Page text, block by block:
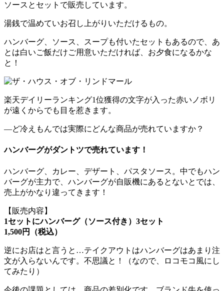
ソースとセットで販売しています。
湯銭で温めていお召し上がりいただけるもの。
ハンバーグ、ソース、スープも付いたセットもあるので、あ
とは白いご飯だけご用意いただければ、お夕食になるかな
と！
楽天デイリーランキング1位獲得の文字が入った赤いノボリ
が遠くからでも目を惹きます。
―ど冷えもんでは実際にどんな商品が売れていますか？
ハンバーグがダントツで売れています！
ハンバーグ、カレー、デザート、パスタソース。中でもハン
バーグが主力で、ハンバーグが自販機にあるとないとでは、
売上がかなり違ってきます！
【販売内容】
1セットにハンバーグ（ソース付き）3セット
1,500円（税込）
逆にお店はと言うと…テイクアウトはハンバーグはあまり注
文が入らないんです。不思議と！（なので、ロコモコ風にし
てみたり）